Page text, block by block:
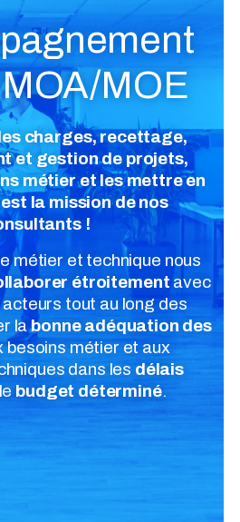
MOE
charges, recettage,
et gestion de projets,
métier et les mettre en
la mission de nos
!
métier et technique nous
étroitementavec
acteurs tout au long des
labonne adéquation des
besoins métier et aux
dans les délais
budget déterminé.